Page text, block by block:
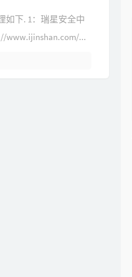
如下. 1：瑞星安全中
www.ijinshan.com/...